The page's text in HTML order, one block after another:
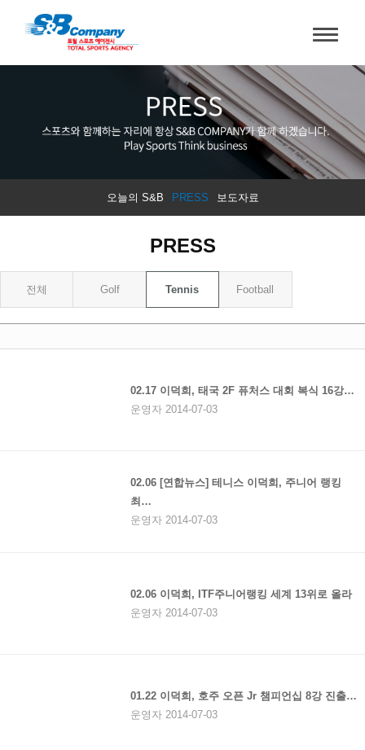
오늘의 S&B PRESS 보도자료
PRESS
전체 Golf Tennis Football
02.17 이덕희, 태국 2F 퓨처스 대회 복식 16강…
운영자 2014-07-03
02.06 [연합뉴스] 테니스 이덕희, 주니어 랭킹
최…
운영자 2014-07-03
02.06 이덕희, ITF주니어랭킹 세계 13위로 올라
운영자 2014-07-03
01.22 이덕희, 호주 오픈 Jr 챔피언십 8강 진출…
운영자 2014-07-03